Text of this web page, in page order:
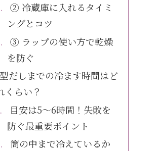
② 冷蔵庫に入れるタイミ
ングとコツ
③ ラップの使い方で乾燥
を防ぐ
型だしまでの冷ます時間はど
くらい？
目安は5〜6時間！失敗を
防ぐ最重要ポイント
筒の中まで冷えているか